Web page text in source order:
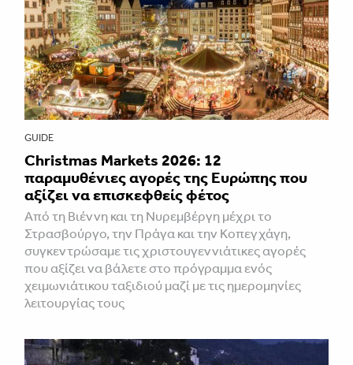
GUIDE
Christmas Markets 2026: 12
παραμυθένιες αγορές της Ευρώπης που
αξίζει να επισκεφθείς φέτος
Από τη Βιέννη και τη Νυρεμβέργη μέχρι το
Στρασβούργο, την Πράγα και την Κοπεγχάγη,
συγκεντρώσαμε τις χριστουγεννιάτικες αγορές
που αξίζει να βάλετε στο πρόγραμμα ενός
χειμωνιάτικου ταξιδιού μαζί με τις ημερομηνίες
λειτουργίας τους